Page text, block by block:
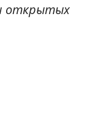
открытых